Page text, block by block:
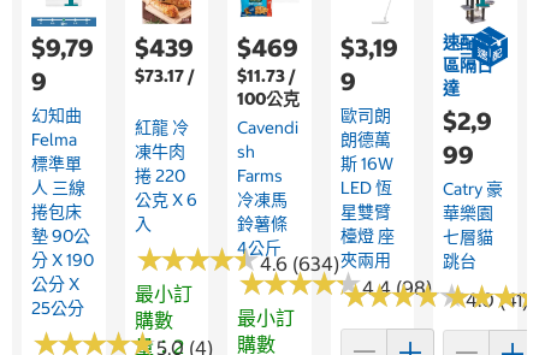
$9,79
9
幻知曲
Felma
標準單
人 三線
捲包床
墊 90公
分 X 190
公分 X
25公分
★★★★★
★★★★★5.0 (4)
$439
$73.17 /
紅龍 冷
凍牛肉
捲 220
公克 X 6
入
★★★★★
★★★★★4.6 (634)
最小訂
購數
量：2
$469
$11.73 /
100公克
Cavendi
Sh
Farms
冷凍馬
鈴薯條
4公斤
★★★★★
★★★★★4.4 (98)
最小訂
購數
$3,19
9
歐司朗
朗德萬
斯 16W
LED 恆
星雙臂
檯燈 座
夾兩用
★★★★★
★★★★★4.0 (41)
速配限
區隔日
達
$2,9
99
Catry 豪
華樂園
七層貓
跳台
★★★
★★★